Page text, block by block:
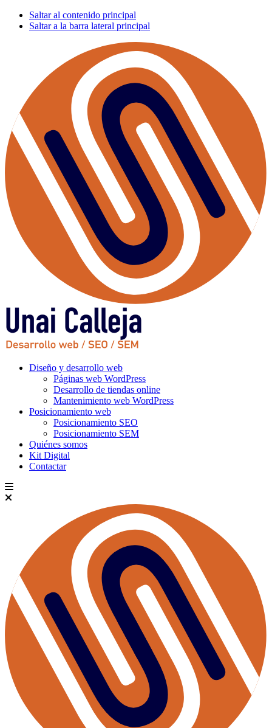
Saltar al contenido principal
Saltar a la barra lateral principal
Diseño y desarrollo web
Páginas web WordPress
Desarrollo de tiendas online
Mantenimiento web WordPress
Posicionamiento web
Posicionamiento SEO
Posicionamiento SEM
Quiénes somos
Kit Digital
Contactar